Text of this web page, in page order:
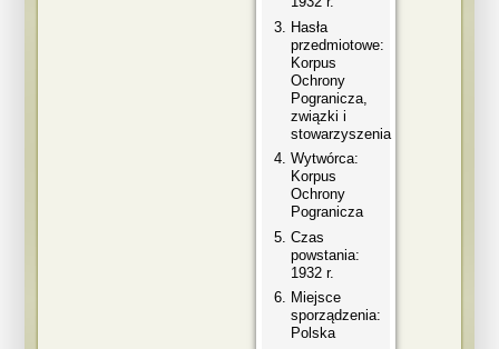
Hasła
przedmiotowe:
Korpus
Ochrony
Pogranicza,
związki i
stowarzyszenia
Wytwórca:
Korpus
Ochrony
Pogranicza
Czas
powstania:
1932 r.
Miejsce
sporządzenia:
Polska